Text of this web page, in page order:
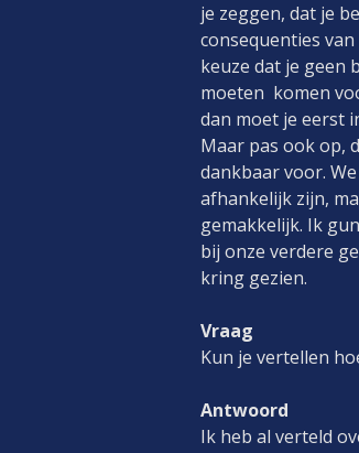
je zeggen, dat je
consequenties
keuze dat je geen
moeten komen
dan moet je eerst
Maar pas ook op,
dankbaar voor.
afhankelijk zijn,
gemakkelijk. Ik
bij onze verdere
kring gezien.
Vraag
Kun je vertellen
Antwoord
Ik heb al verteld